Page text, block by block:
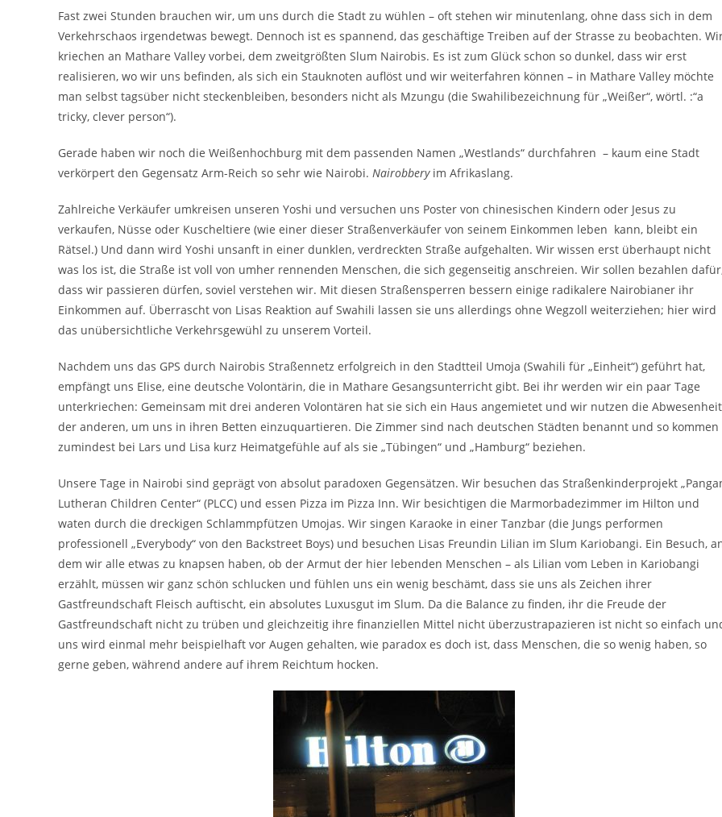
Fast zwei Stunden brauchen wir, um uns durch die Stadt zu wühlen – oft stehen wir minutenlang, ohne dass sich in dem
Verkehrschaos irgendetwas bewegt. Dennoch ist es spannend, das geschäftige Treiben auf der Strasse zu beobachten.
kriechen an Mathare Valley vorbei, dem zweitgrößten Slum Nairobis. Es ist zum Glück schon so dunkel, dass wir erst
realisieren, wo wir uns befinden, als sich ein Stauknoten auflöst und wir weiterfahren können – in Mathare Valley möchte
man selbst tagsüber nicht steckenbleiben, besonders nicht als Mzungu (die Swahilibezeichnung für „Weißer“, wörtl. :“a
tricky, clever person“).
Gerade haben wir noch die Weißenhochburg mit dem passenden Namen „Westlands“ durchfahren – kaum eine Stadt
verkörpert den Gegensatz Arm-Reich so sehr wie Nairobi. Nairobberyim Afrikaslang.
Zahlreiche Verkäufer umkreisen unseren Yoshi und versuchen uns Poster von chinesischen Kindern oder Jesus zu
verkaufen, Nüsse oder Kuscheltiere (wie einer dieser Straßenverkäufer von seinem Einkommen leben kann, bleibt ein
Rätsel.) Und dann wird Yoshi unsanft in einer dunklen, verdreckten Straße aufgehalten. Wir wissen erst überhaupt nicht
was los ist, die Straße ist voll von umher rennenden Menschen, die sich gegenseitig anschreien. Wir sollen bezahlen
dass wir passieren dürfen, soviel verstehen wir. Mit diesen Straßensperren bessern einige radikalere Nairobianer ihr
Einkommen auf. Überrascht von Lisas Reaktion auf Swahili lassen sie uns allerdings ohne Wegzoll weiterziehen; hier wird
das unübersichtliche Verkehrsgewühl zu unserem Vorteil.
Nachdem uns das GPS durch Nairobis Straßennetz erfolgreich in den Stadtteil Umoja (Swahili für „Einheit“) geführt hat,
empfängt uns Elise, eine deutsche Volontärin, die in Mathare Gesangsunterricht gibt. Bei ihr werden wir ein paar Tage
unterkriechen: Gemeinsam mit drei anderen Volontären hat sie sich ein Haus angemietet und wir nutzen die Abwesenheit
der anderen, um uns in ihren Betten einzuquartieren. Die Zimmer sind nach deutschen Städten benannt und so kommen
zumindest bei Lars und Lisa kurz Heimatgefühle auf als sie „Tübingen“ und „Hamburg“ beziehen.
Unsere Tage in Nairobi sind geprägt von absolut paradoxen Gegensätzen. Wir besuchen das Straßenkinderprojekt
Lutheran Children Center“ (PLCC) und essen Pizza im Pizza Inn. Wir besichtigen die Marmorbadezimmer im Hilton und
waten durch die dreckigen Schlammpfützen Umojas. Wir singen Karaoke in einer Tanzbar (die Jungs performen
professionell „Everybody“ von den Backstreet Boys) und besuchen Lisas Freundin Lilian im Slum Kariobangi. Ein Besuch,
dem wir alle etwas zu knapsen haben, ob der Armut der hier lebenden Menschen – als Lilian vom Leben in Kariobangi
erzählt, müssen wir ganz schön schlucken und fühlen uns ein wenig beschämt, dass sie uns als Zeichen ihrer
Gastfreundschaft Fleisch auftischt, ein absolutes Luxusgut im Slum. Da die Balance zu finden, ihr die Freude der
Gastfreundschaft nicht zu trüben und gleichzeitig ihre finanziellen Mittel nicht überzustrapazieren ist nicht so einfach
uns wird einmal mehr beispielhaft vor Augen gehalten, wie paradox es doch ist, dass Menschen, die so wenig haben, so
gerne geben, während andere auf ihrem Reichtum hocken.